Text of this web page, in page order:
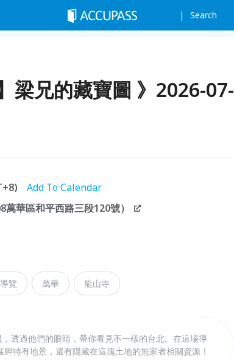
Search
梁兄的藏寶圖 》2026-07-
Add To Calendar
華區和平西路三段120號）
導覽 萬華 龍山寺
透過他們的眼睛，帶你看見不一樣的台北。在這場導
特有地景，還有隱藏在這塊土地的無家者相關資源！